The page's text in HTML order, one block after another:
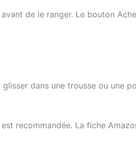
avant de le ranger. Le bouton
dans une trousse ou une
recommandée. La fiche